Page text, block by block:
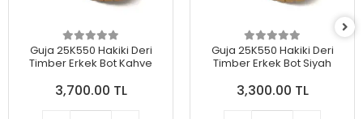
Guja 25K550 Hakiki Deri
Timber Erkek Bot Kahve
3,700.00 TL
Guja 25K550 Hakiki Deri
Timber Erkek Bot Siyah
3,300.00 TL